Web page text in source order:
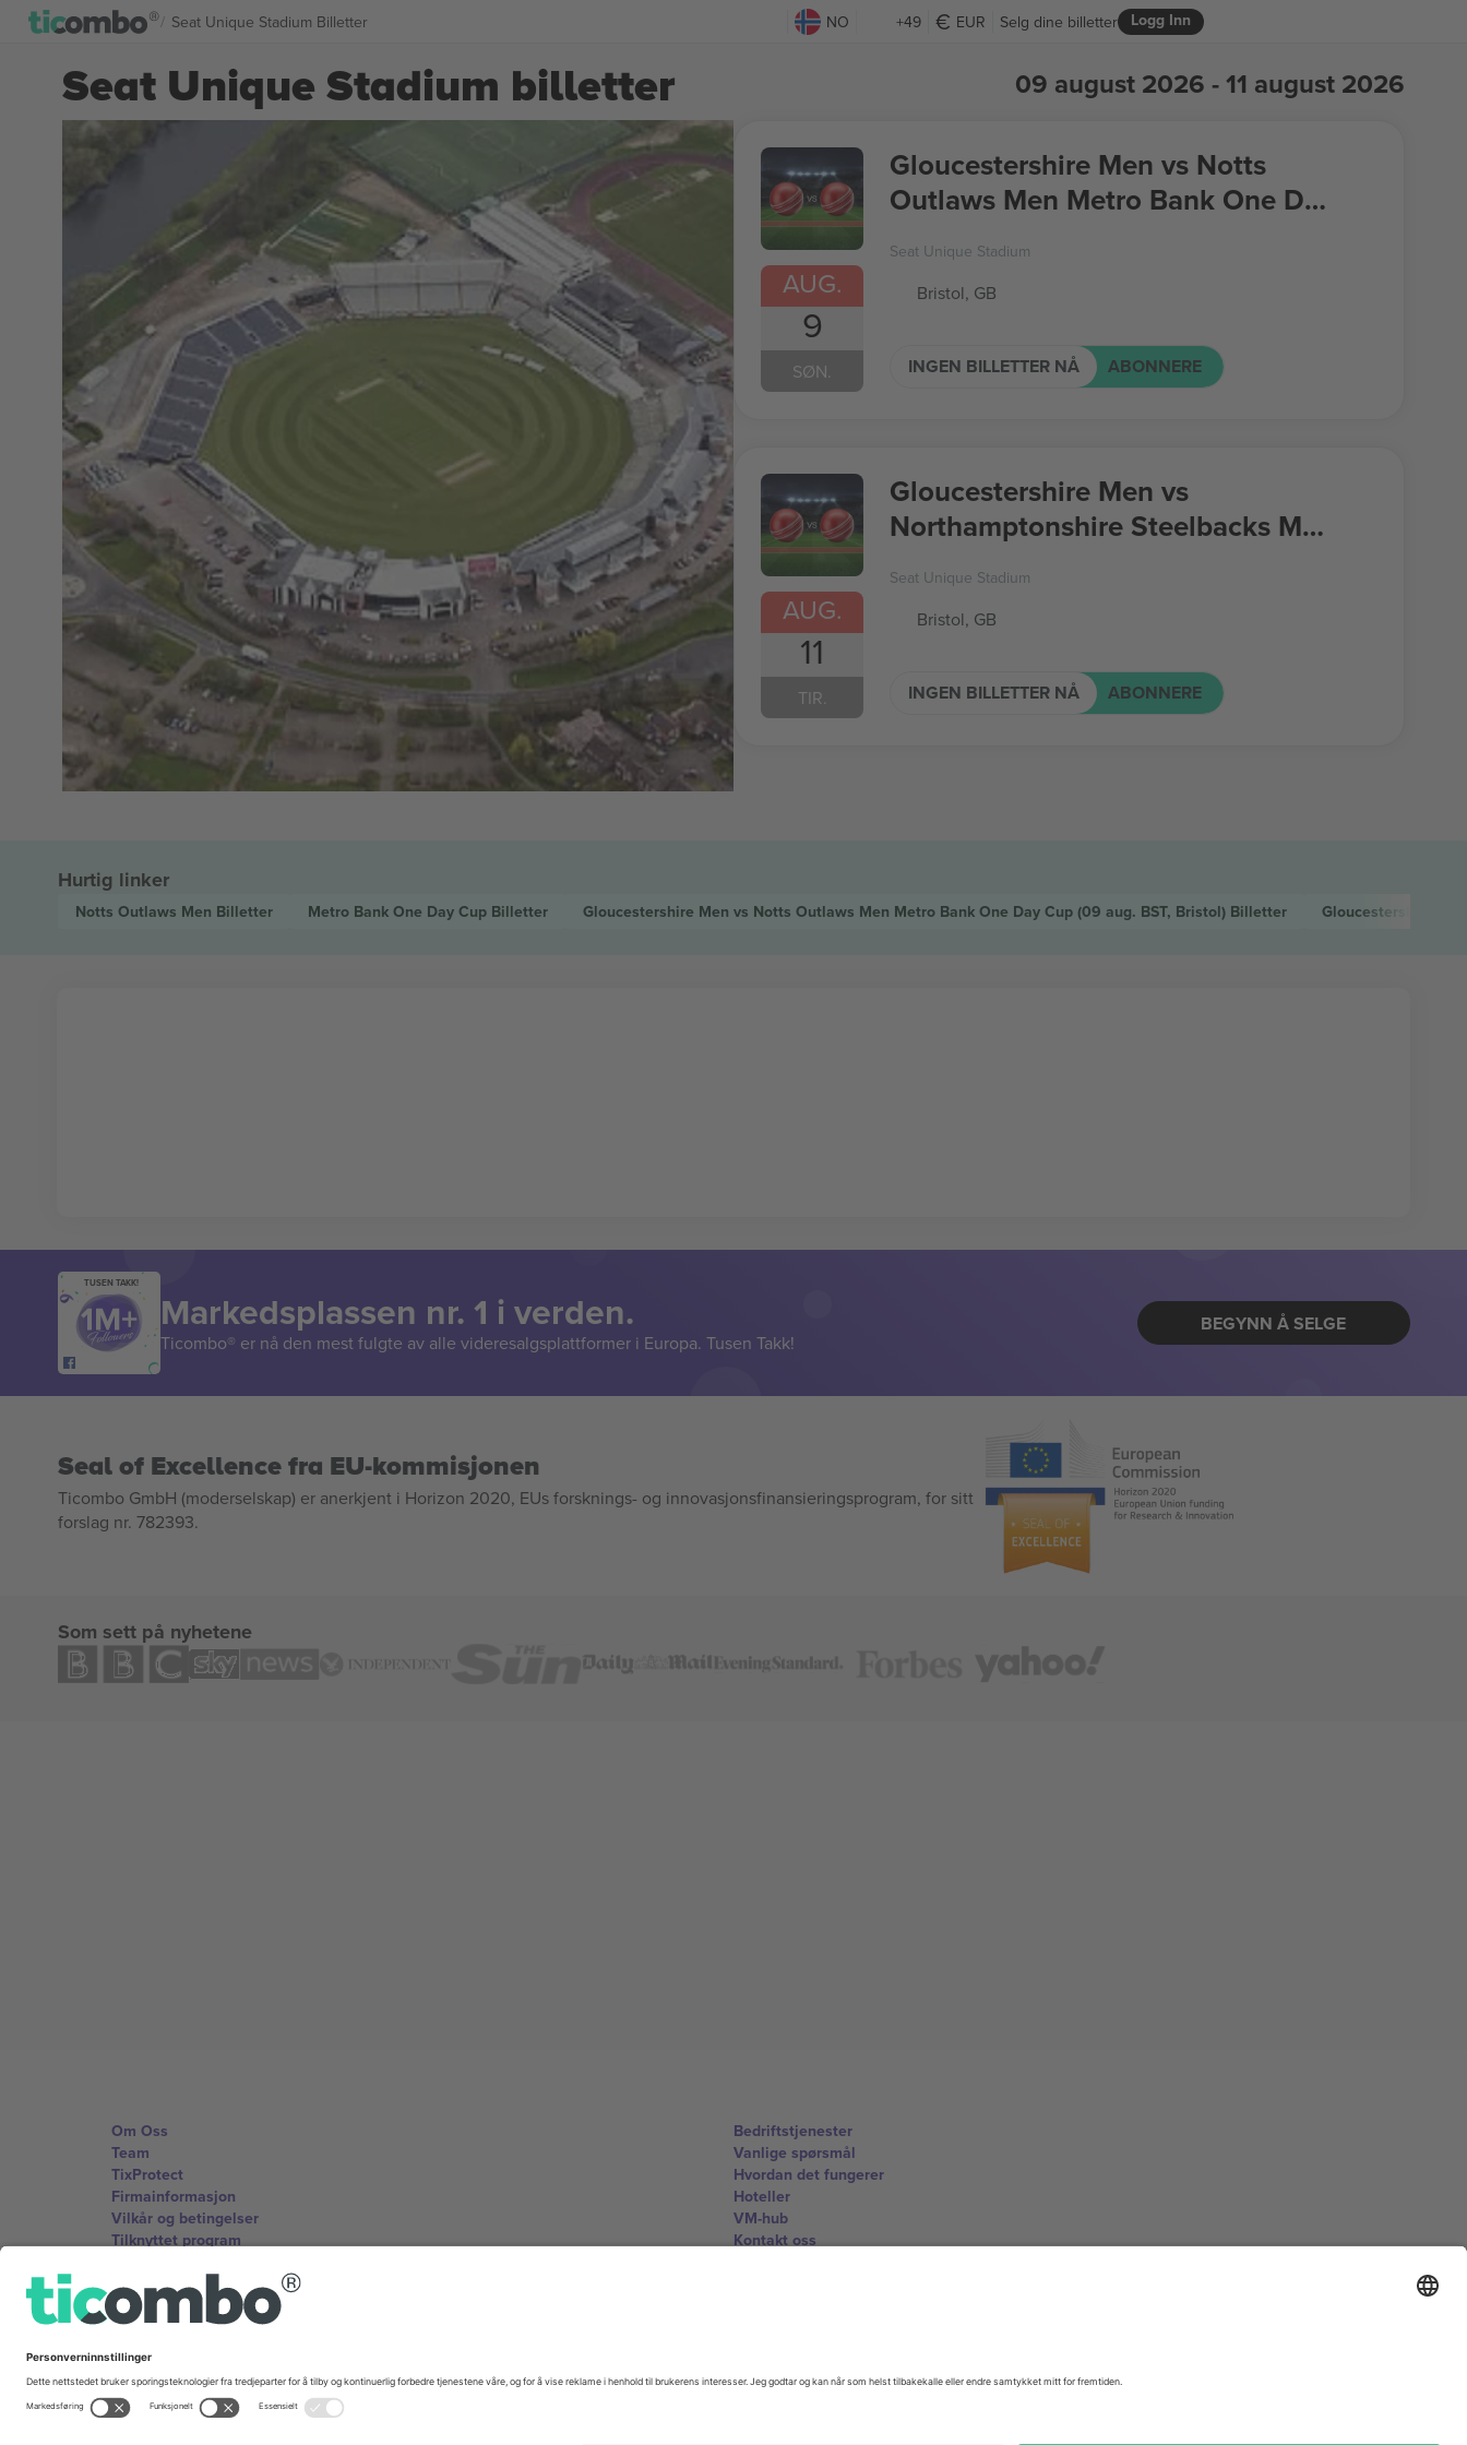
Seat Unique Stadium Billetter NO +49 EUR Logg Inn
Selg dine billetter
Seat Unique Stadium billetter 09 august 2026 - 11 august 2026
AUG.
9
SØN.
Gloucestershire Men vs Notts
Outlaws Men Metro Bank One Day
Cup
Seat Unique Stadium
Bristol, GB
INGEN BILLETTER NÅ ABONNERE
AUG.
11
TIR.
Gloucestershire Men vs
Northamptonshire Steelbacks Men
Metro Bank One Day Cup
Seat Unique Stadium
Bristol, GB
INGEN BILLETTER NÅ ABONNERE
Hurtig linker
Notts Outlaws Men Billetter Metro Bank One Day Cup Billetter Gloucestershire Men vs Notts Outlaws Men Metro Bank One Day Cup (09 aug. BST, Bristol) Billetter Gloucestershire
TUSEN TAKK!
Markedsplassen nr. 1 i verden.
Ticombo® er nå den mest fulgte av alle videresalgsplattformer i Europa. Tusen Takk!
BEGYNN Å SELGE
Seal of Excellence fra EU-kommisjonen
Ticombo GmbH (moderselskap) er anerkjent i Horizon 2020, EUs forsknings- og innovasjonsfinansieringsprogram, for sitt
forslag nr. 782393.
Som sett på nyhetene
Om Oss
Team
TixProtect
Firmainformasjon
Vilkår og betingelser
Tilknyttet program
Bedriftstjenester
Vanlige spørsmål
Hvordan det fungerer
Hoteller
VM-hub
Kontakt oss
Kontorer og support